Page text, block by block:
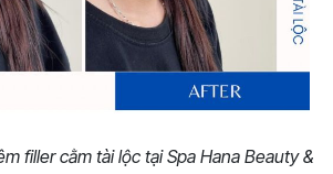
filler cằm tài lộc tại Spa Hana Beauty &